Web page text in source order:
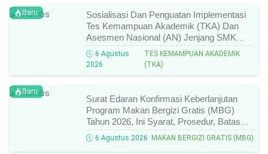
Baru
Sosialisasi Dan Penguatan Implementasi
Tes Kemampuan Akademik (TKA) Dan
Asesmen Nasional (AN) Jenjang SMK
Tahun 2026, Ini Jadwal, Materi, Dan Link
Mengikutinya!
6 Agustus
2026
TES KEMAMPUAN AKADEMIK
(TKA)
Baru
Surat Edaran Konfirmasi Keberlanjutan
Program Makan Bergizi Gratis (MBG)
Tahun 2026, Ini Syarat, Prosedur, Batas
Waktu, Dan Cara Konfirmasinya!
6 Agustus 2026 MAKAN BERGIZI GRATIS (MBG)